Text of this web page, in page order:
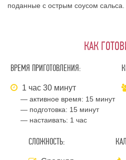
поданные с острым соусом сальса.
КАК
ВРЕМЯ ПРИГОТОВЛЕНИЯ:
1 час 30 минут
— активное время: 15 минут
— подготовка: 15 минут
— настаивать: 1 час
СЛОЖНОСТЬ: